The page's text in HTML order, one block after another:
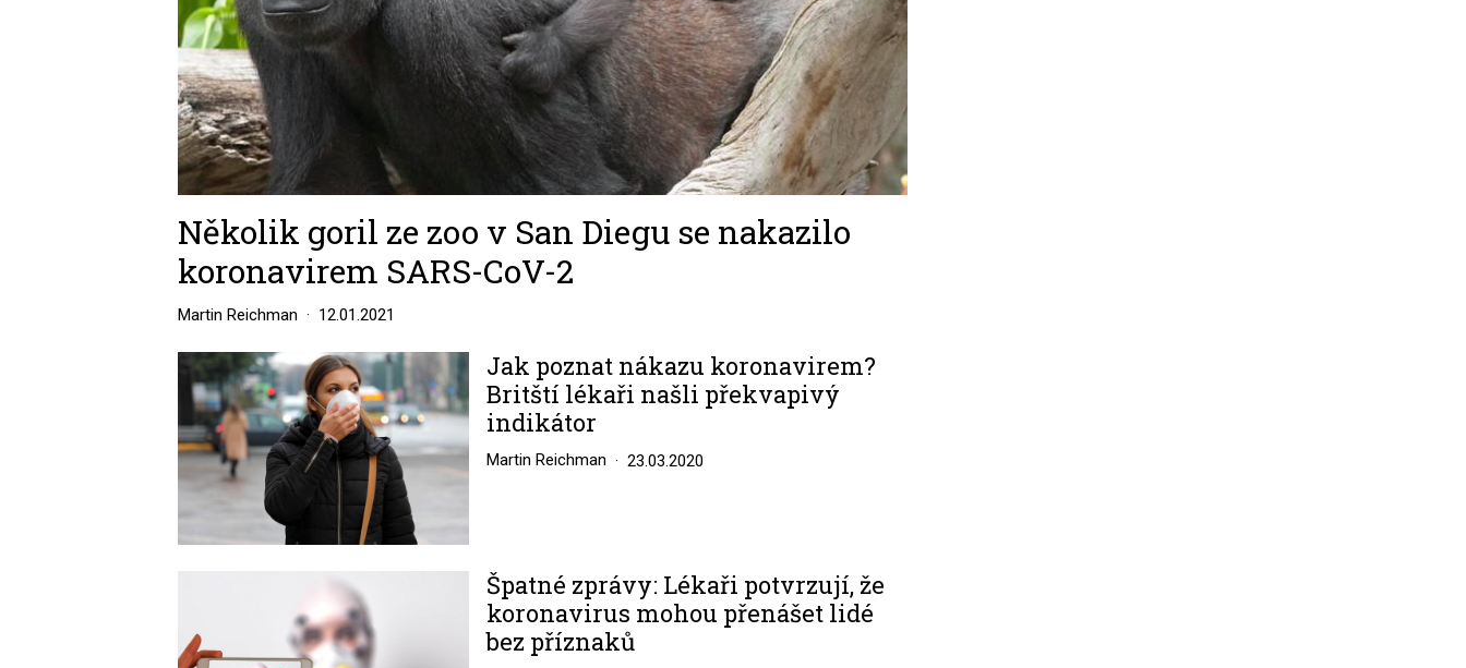
Několik goril ze zoo v San Diegu se nakazilo
koronavirem SARS-CoV-2
Martin Reichman 12.01.2021
Image
Jak poznat nákazu koronavirem?
Britští lékaři našli překvapivý
indikátor
Martin Reichman 23.03.2020
Špatné zprávy: Lékaři potvrzují, že
koronavirus mohou přenášet lidé
bez příznaků